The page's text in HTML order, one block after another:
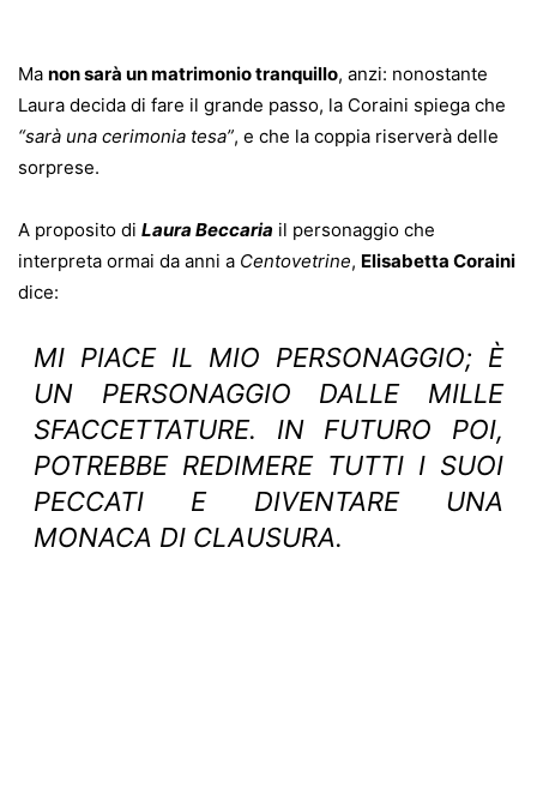
Ma non sarà un matrimonio tranquillo, anzi: nonostante
Laura decida di fare il grande passo, la Coraini spiega che
“sarà una cerimonia tesa”, e che la coppia riserverà delle
sorprese.
A proposito di Laura Beccaria il personaggio che
interpreta ormai da anni a Centovetrine, Elisabetta Coraini
dice:
MI PIACE IL MIO PERSONAGGIO; È
UN PERSONAGGIO DALLE MILLE
SFACCETTATURE. IN FUTURO POI,
POTREBBE REDIMERE TUTTI I SUOI
PECCATI E DIVENTARE UNA
MONACA DI CLAUSURA.